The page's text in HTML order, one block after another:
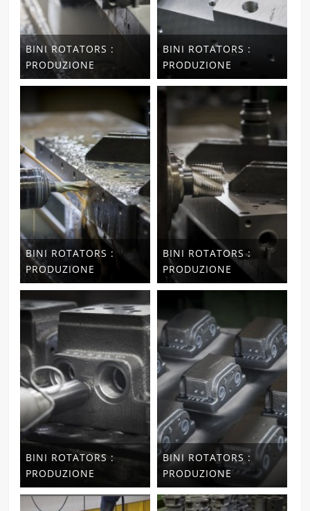
BINI ROTATORS :
PRODUZIONE
BINI ROTATORS :
PRODUZIONE
BINI ROTATORS :
PRODUZIONE
BINI ROTATORS :
PRODUZIONE
BINI ROTATORS :
PRODUZIONE
BINI ROTATORS :
PRODUZIONE